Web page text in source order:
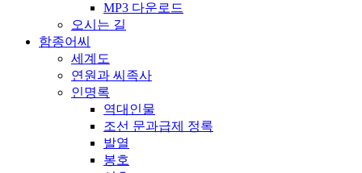
MP3 다운로드
오시는 길
함종어씨
세계도
연원과 씨족사
인명록
역대인물
조선 문과급제 정록
발열
봉호